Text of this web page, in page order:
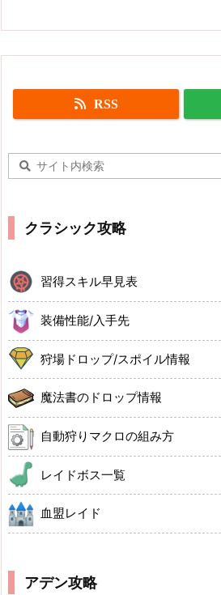
RSS
クラシック攻略
習得スキル早見表
装備性能/入手先
狩場ドロップ/スポイル情報
魔法書のドロップ情報
自動狩りマクロの組み方
レイドボス一覧
血盟レイド
アデン攻略